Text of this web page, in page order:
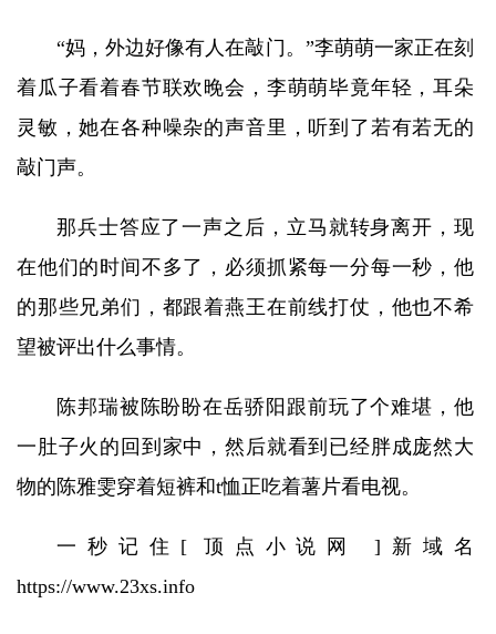
“妈，外边好像有人在敲门。”李萌萌一家正在刻
着瓜子看着春节联欢晚会，李萌萌毕竟年轻，耳朵
灵敏，她在各种噪杂的声音里，听到了若有若无的
敲门声。
那兵士答应了一声之后，立马就转身离开，现
在他们的时间不多了，必须抓紧每一分每一秒，他
的那些兄弟们，都跟着燕王在前线打仗，他也不希
望被评出什么事情。
陈邦瑞被陈盼盼在岳骄阳跟前玩了个难堪，他
一肚子火的回到家中，然后就看到已经胖成庞然大
物的陈雅雯穿着短裤和t恤正吃着薯片看电视。
一秒记住[ 顶点小说网 ]新域名
https://www.23xs.info